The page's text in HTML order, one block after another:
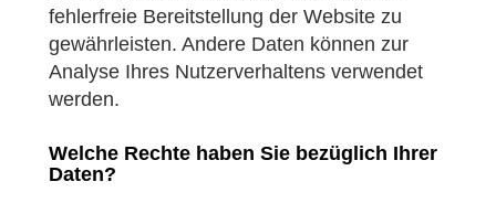
fehlerfreie Bereitstellung der Website zu
gewährleisten. Andere Daten können zur
Analyse Ihres Nutzerverhaltens verwendet
werden.
Welche Rechte haben Sie bezüglich Ihrer
Daten?